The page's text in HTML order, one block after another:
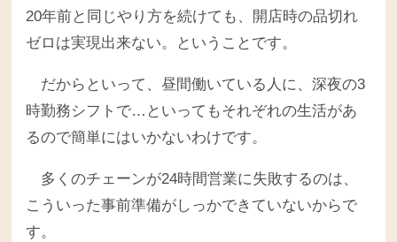
20年前と同じやり方を続けても、開店時の品切れ
ゼロは実現出来ない。ということです。
だからといって、昼間働いている人に、深夜の3
時勤務シフトで…といってもそれぞれの生活があ
るので簡単にはいかないわけです。
多くのチェーンが24時間営業に失敗するのは、
こういった事前準備がしっかできていないからで
す。